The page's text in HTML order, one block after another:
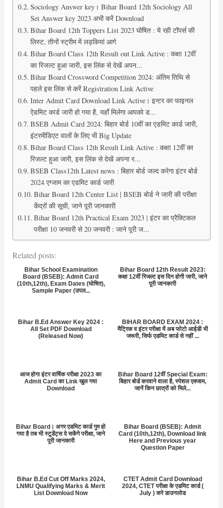
Sociology Answer key। Bihar Board 12th Sociology All
Set Answer key 2023 अभी करें Download
Bihar Board 12th Toppers List 2023 घोषित : ये रही टॉपर्स की
लिस्ट, तीनों स्ट्रीम में लड़कियां आगे
Bihar Board Class 12th Result out Link Active : कक्षा 12वीं
का रिजल्ट हुआ जारी, इस लिंक से देखें अपन...
Bihar Board Crossword Competition 2024: अंतिम तिथि से
पहले इस लिंक से करें Registration Link Active
Inter Admit Card Download Link Active। इन्टर का फाइनल
ऐडमिट कार्ड जारी हो गया है, यहाँ मिलेगा आपको ड...
BSEB Admit Card 2024: बिहार बोर्ड 10वीं का एडमिट कार्ड जारी,
इंटरमीडिएट वालों के लिए भी Big Update
Bihar Board Class 12th Result Link Active : कक्षा 12वीं का
रिजल्ट हुआ जारी, इस लिंक से देखें अपना र...
BSEB Class12th Latest news : बिहार बोर्ड जल्द करेगा इंटर बोर्ड
2024 एग्जाम का एडमिट कार्ड जारी
Bihar Board 12th Center List | BSEB बोर्ड ने जारी की परीक्षा
केंद्रों की सूची, जाने पूरी जानकारी
Bihar Board 12th Practical Exam 2023 | इंटर का प्रैक्टिकल
परीक्षा 10 जनवरी से 20 जनवरी : जाने पूरी ज...
Related posts:
Bihar School Examination
Board (BSEB): Admit Card
(10th,12th), Exam Dates (घोषित),
Sample Paper (उपल...
Bihar Board 12th Result 2023:
कक्षा 12वीं रिजल्ट इस दिन होगी जारी, जाने
पूरी जानकारी
Bihar B.Ed Answer Key 2024 :
All Set PDF Download
(Released Now)
BIHAR BOARD EXAM 2024 :
मैट्रिक व इंटर परीक्षा में अब फोटो आईडी भी
जरूरी, सिर्फ एडमिट कार्ड से नहीं ...
आज होगा इंटर वार्षिक परीक्षा 2023 का
Admit Card का Link खुल गया
Download
Bihar Board 12वीं Special Exam:
बिहार बोर्ड करवाने वाला है, स्पेशल एक्जाम,
जानें किन छात्रों को मिले...
Bihar Board। अगर एडमिट कार्ड गुम हो
गया है तब भी स्टूडेंट्स दे सकेंगे परीक्षा, जाने
पूरी जानकारी
Bihar Board (BSEB): Admit
Card (10th,12th), Download link
Here and Previous year
Question Paper
Bihar B.Ed Cut Off Marks 2024,
LNMU Qualifying Marks & Merit
List Download Now
CTET Admit Card Download
2024, CTET परीक्षा के एडमिट कार्ड (
July ) करे डाउनलोड